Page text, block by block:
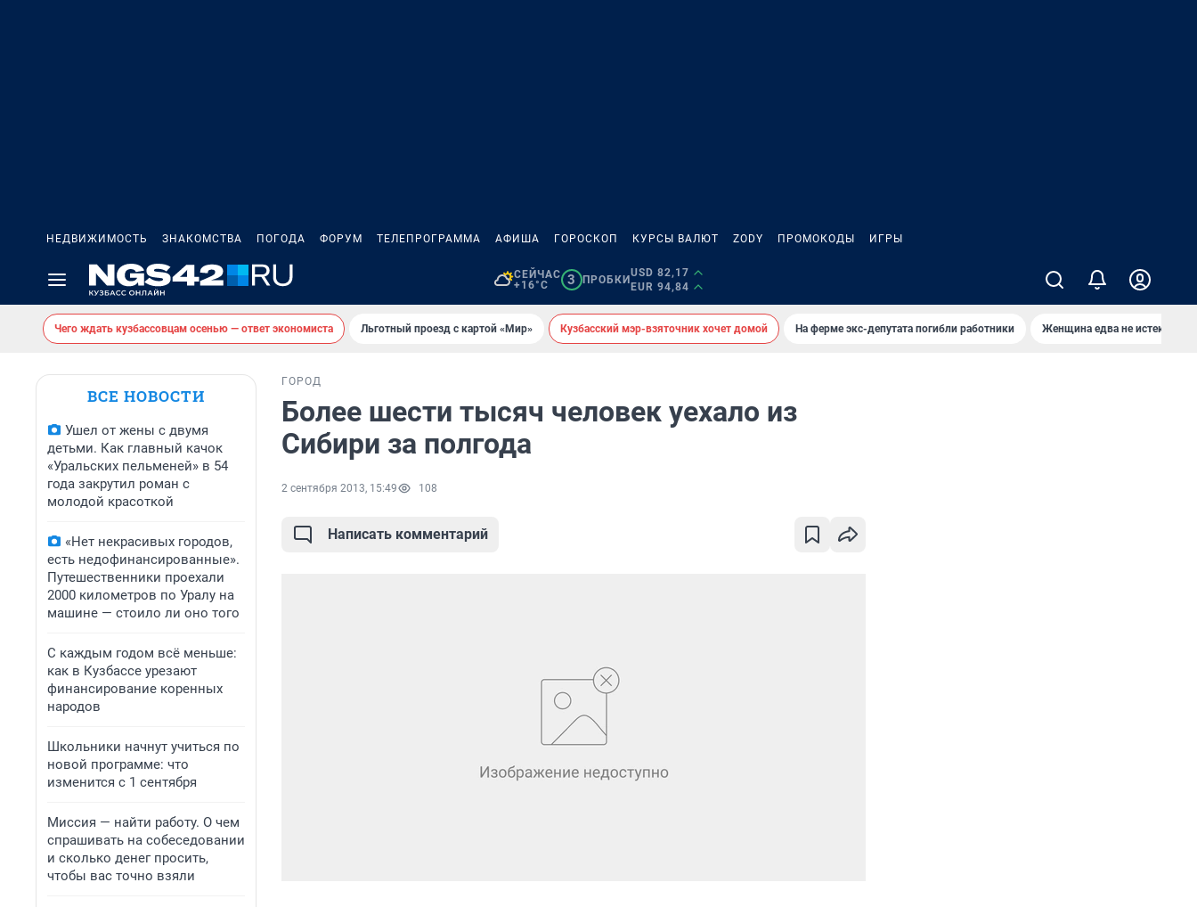
НЕДВИЖИМОСТЬ ЗНАКОМСТВА ПОГОДА ФОРУМ ТЕЛЕПРОГРАММА АФИША ГОРОСКОП КУРСЫ ВАЛЮТ ZODY ПРОМОКОДЫ ИГРЫ
СЕЙЧАС
+16°C
3 ПРОБКИ
USD 82,17
EUR 94,84
Чего ждать кузбассовцам осенью — ответ экономиста Льготный проезд с картой «Мир» Кузбасский мэр-взяточник хочет домой На ферме экс-депутата погибли работники Женщина едва не истекла
ВСЕ НОВОСТИ
Ушел от жены с двумя
детьми. Как главный качок
«Уральских пельменей» в 54
года закрутил роман с
молодой красоткой
«Нет некрасивых городов,
есть недофинансированные».
Путешественники проехали
2000 километров по Уралу на
машине — стоило ли оно того
С каждым годом всё меньше:
как в Кузбассе урезают
финансирование коренных
народов
Школьники начнут учиться по
новой программе: что
изменится с 1 сентября
Миссия — найти работу. О чем
спрашивать на собеседовании
и сколько денег просить,
чтобы вас точно взяли
ГОРОД
Более шести тысяч человек уехало из
Сибири за полгода
2 сентября 2013, 15:49 108
Написать комментарий